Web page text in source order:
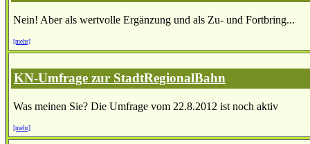
Nein! Aber als wertvolle Ergänzung und als Zu- und Fortbring...
[mehr]
KN-Umfrage zur StadtRegionalBahn
Was meinen Sie? Die Umfrage vom 22.8.2012 ist noch aktiv
[mehr]